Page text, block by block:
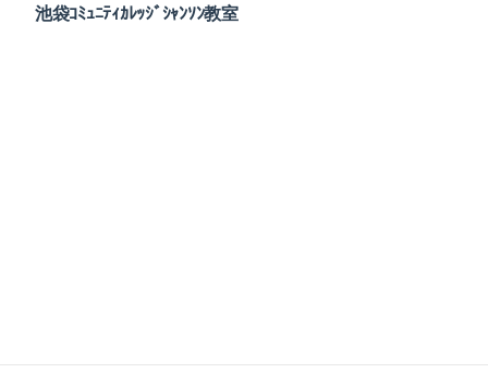
池袋ｺﾐｭﾆﾃｨｶﾚｯｼﾞｼｬﾝｿﾝ教室